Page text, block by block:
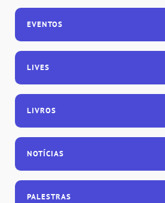
EVENTOS
LIVES
LIVROS
NOTÍCIAS
PALESTRAS